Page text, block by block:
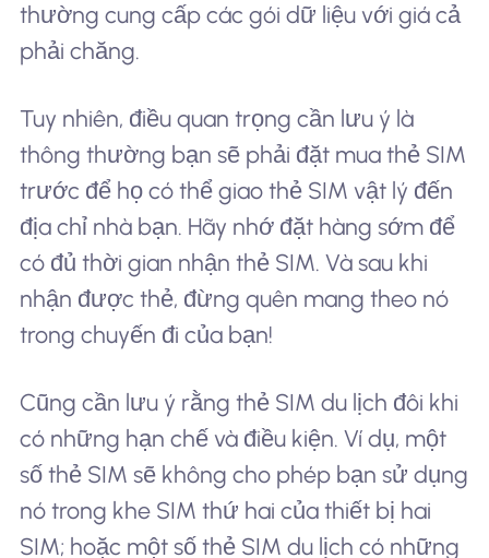
thường cung cấp các gói dữ liệu với giá cả
phải chăng.
Tuy nhiên, điều quan trọng cần lưu ý là
thông thường bạn sẽ phải đặt mua thẻ SIM
trước để họ có thể giao thẻ SIM vật lý đến
địa chỉ nhà bạn. Hãy nhớ đặt hàng sớm để
có đủ thời gian nhận thẻ SIM. Và sau khi
nhận được thẻ, đừng quên mang theo nó
trong chuyến đi của bạn!
Cũng cần lưu ý rằng thẻ SIM du lịch đôi khi
có những hạn chế và điều kiện. Ví dụ, một
số thẻ SIM sẽ không cho phép bạn sử dụng
nó trong khe SIM thứ hai của thiết bị hai
SIM; hoặc một số thẻ SIM du lịch có những